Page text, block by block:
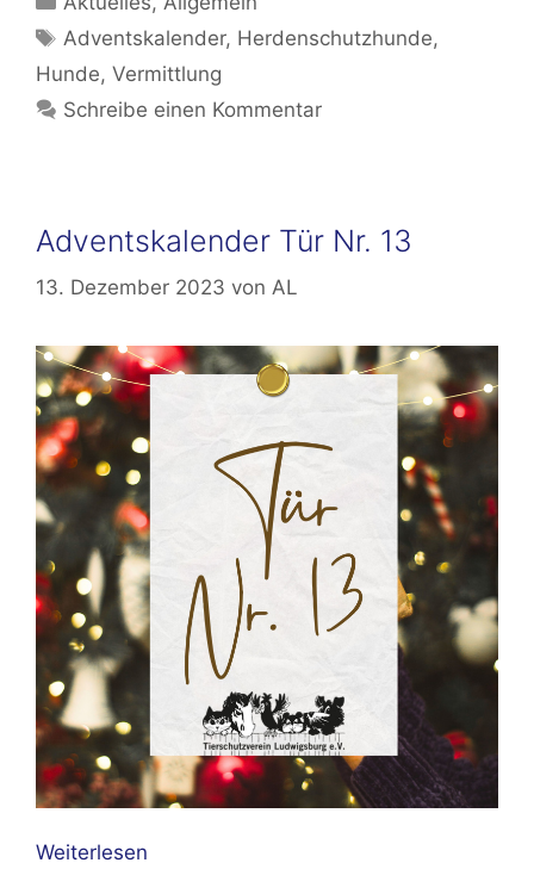
Schlagwörter
Adventskalender, Herdenschutzhunde,
Hunde, Vermittlung
Schreibe einen Kommentar
Adventskalender Tür Nr. 13
13. Dezember 2023 von AL
Weiterlesen